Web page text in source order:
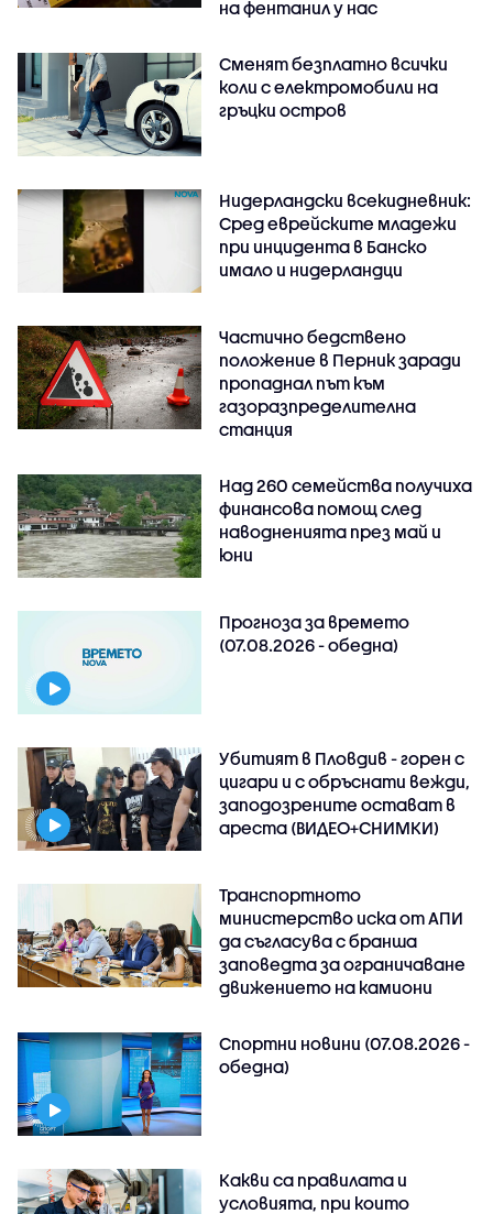
на фентанил у нас
Сменят безплатно всички
коли с електромобили на
гръцки остров
Нидерландски всекидневник:
Сред еврейските младежи
при инцидента в Банско
имало и нидерландци
Частично бедствено
положение в Перник заради
пропаднал път към
газоразпределителна
станция
Над 260 семейства получиха
финансова помощ след
наводненията през май и
юни
Прогноза за времето
(07.08.2026 - обедна)
Убитият в Пловдив - горен с
цигари и с обръснати вежди,
заподозрените остават в
ареста (ВИДЕО+СНИМКИ)
Транспортното
министерство иска от АПИ
да съгласува с бранша
заповедта за ограничаване
движението на камиони
Спортни новини (07.08.2026 -
обедна)
Какви са правилата и
условията, при които